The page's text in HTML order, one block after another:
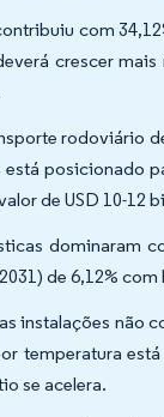
com
crescer
rodoviário
posicionado
de USD 10-12
dominaram
de 6,12%
instalações não
temperatura
se acelera.